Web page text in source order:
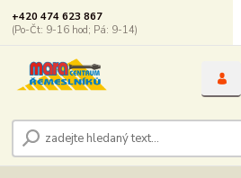
+420 474 623 867
(Po-Čt: 9-16 hod; Pá: 9-14)